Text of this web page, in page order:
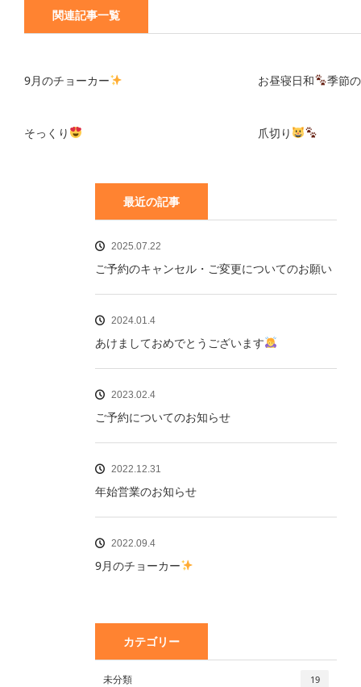
関連記事一覧
9月のチョーカー お昼寝日和 季節
そっくり 爪切り
最近の記事
2025.07.22
ご予約のキャンセル・ご変更についてのお願い
2024.01.4
あけましておめでとうございます
2023.02.4
ご予約についてのお知らせ
2022.12.31
年始営業のお知らせ
2022.09.4
9月のチョーカー
カテゴリー
未分類 19